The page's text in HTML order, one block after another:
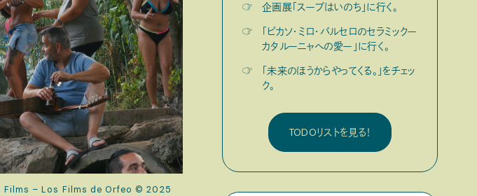
Films – Los Films de Orfeo © 2025
☞
企画展「スープはいのち」に行く。
☞
「ピカソ・ミロ・バルセロのセラミックー
カタルーニャへの愛ー」に行く。
☞
「未来のほうからやってくる。」をチェッ
ク。
TODOリストを見る！